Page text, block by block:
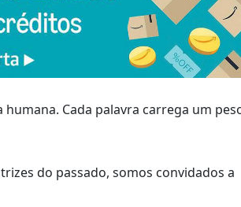
Cada palavra carrega um
do passado, somos convidados a